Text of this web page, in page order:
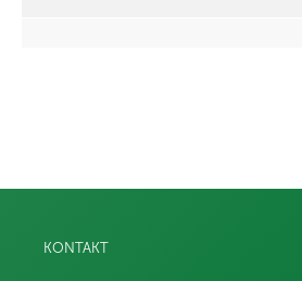
KONTAKT